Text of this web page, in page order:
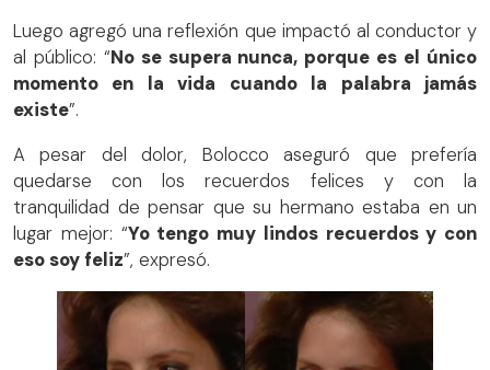
Luego agregó una reflexión que impactó al conductor y
al público: “No se supera nunca, porque es el único
momento en la vida cuando la palabra jamás
existe”.
A pesar del dolor, Bolocco aseguró que prefería
quedarse con los recuerdos felices y con la
tranquilidad de pensar que su hermano estaba en un
lugar mejor: “Yo tengo muy lindos recuerdos y con
eso soy feliz”, expresó.